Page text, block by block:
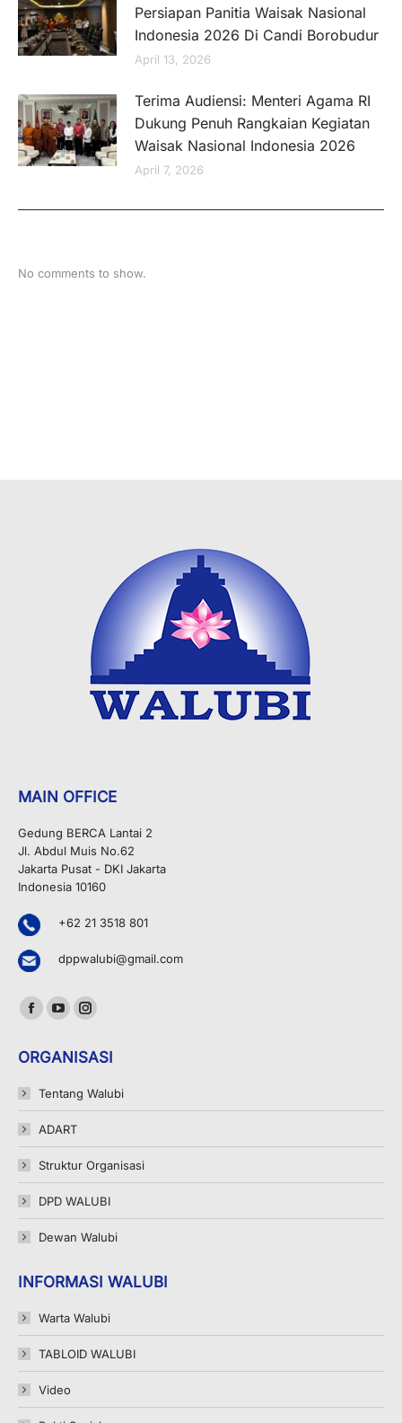
Persiapan Panitia Waisak Nasional
Indonesia 2026 Di Candi Borobudur
April 13, 2026
Terima Audiensi: Menteri Agama RI
Dukung Penuh Rangkaian Kegiatan
Waisak Nasional Indonesia 2026
April 7, 2026
No comments to show.
MAIN OFFICE
Gedung BERCA Lantai 2
Jl. Abdul Muis No.62
Jakarta Pusat - DKI Jakarta
Indonesia 10160
+62 21 3518 801
dppwalubi@gmail.com
Find us on:
Facebook
opens
in
new
window
YouTube
opens
in
new
window
Instagram
opens
in
new
ORGANISASI
Tentang Walubi
ADART
Struktur Organisasi
DPD WALUBI
Dewan Walubi
INFORMASI WALUBI
Warta Walubi
TABLOID WALUBI
Video